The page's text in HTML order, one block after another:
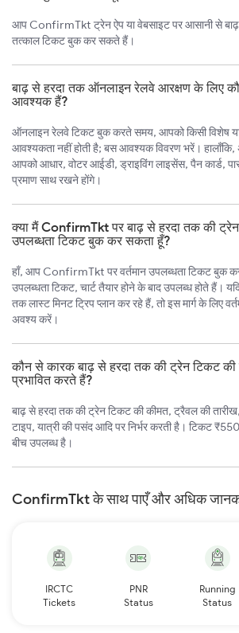
आप ConfirmTkt ट्रेन ऐप या वेबसाइट पर आसानी से बाढ़
तत्काल टिकट बुक कर सकते हैं।
बाढ़ से हरदा तक ऑनलाइन रेलवे आरक्षण के लिए
आवश्यक हैं?
ऑनलाइन रेलवे टिकट बुक करते समय, आपको किसी विशेष
आवश्यकता नहीं होती है; बस आवश्यक विवरण भरें। हालाँकि,
आपको आधार, वोटर आईडी, ड्राइविंग लाइसेंस, पैन कार्ड,
प्रमाण साथ रखने होंगे।
क्या मैं ConfirmTkt पर बाढ़ से हरदा तक की ट्रेन
उपलब्धता टिकट बुक कर सकता हूँ?
हाँ, आप ConfirmTkt पर वर्तमान उपलब्धता टिकट बुक
उपलब्धता टिकट, चार्ट तैयार होने के बाद उपलब्ध होते हैं।
तक लास्ट मिनट ट्रिप प्लान कर रहे हैं, तो इस मार्ग के लिए
अवश्य करें।
कौन से कारक बाढ़ से हरदा तक की ट्रेन टिकट की
प्रभावित करते हैं?
बाढ़ से हरदा तक की ट्रेन टिकट की कीमत, ट्रैवल की
टाइप, यात्री की पसंद आदि पर निर्भर करती है। टिकट
बीच उपलब्ध है।
ConfirmTkt के साथ पाएँ और अधिक
IRCTC
Tickets
PNR
Status
Running
Status